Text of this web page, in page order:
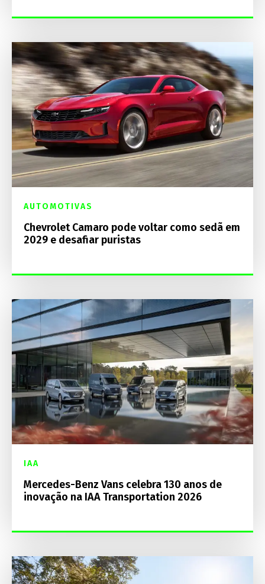
AUTOMOTIVAS
Chevrolet Camaro pode voltar como sedã em
2029 e desafiar puristas
IAA
Mercedes-Benz Vans celebra 130 anos de
inovação na IAA Transportation 2026